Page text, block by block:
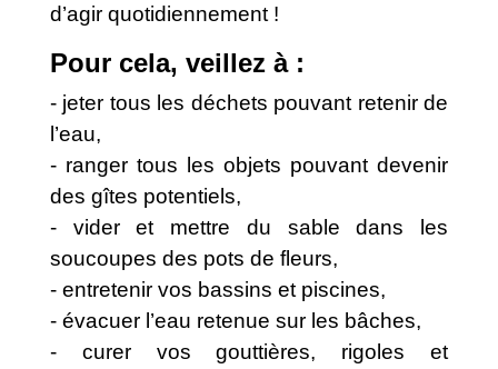
d’agir quotidiennement !
Pour cela, veillez à :
- jeter tous les déchets pouvant retenir de
l’eau,
- ranger tous les objets pouvant devenir
des gîtes potentiels,
- vider et mettre du sable dans les
soucoupes des pots de fleurs,
- entretenir vos bassins et piscines,
- évacuer l’eau retenue sur les bâches,
- curer vos gouttières, rigoles et